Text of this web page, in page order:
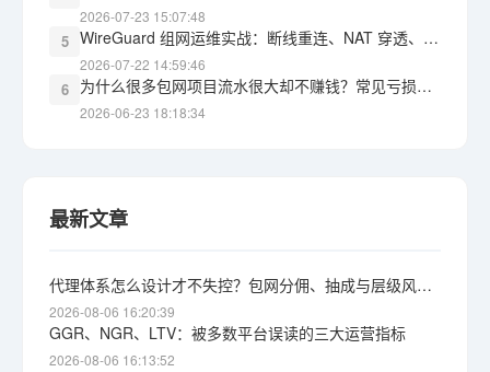
2026-07-23 15:07:48
5 WireGuard 组网运维实战：断线重连、NAT 穿透、监控告警，三道坎怎么过
2026-07-22 14:59:46
6 为什么很多包网项目流水很大却不赚钱？常见亏损黑洞盘点
2026-06-23 18:18:34
最新文章
代理体系怎么设计才不失控？包网分佣、抽成与层级风险详解
2026-08-06 16:20:39
GGR、NGR、LTV：被多数平台误读的三大运营指标
2026-08-06 16:13:52